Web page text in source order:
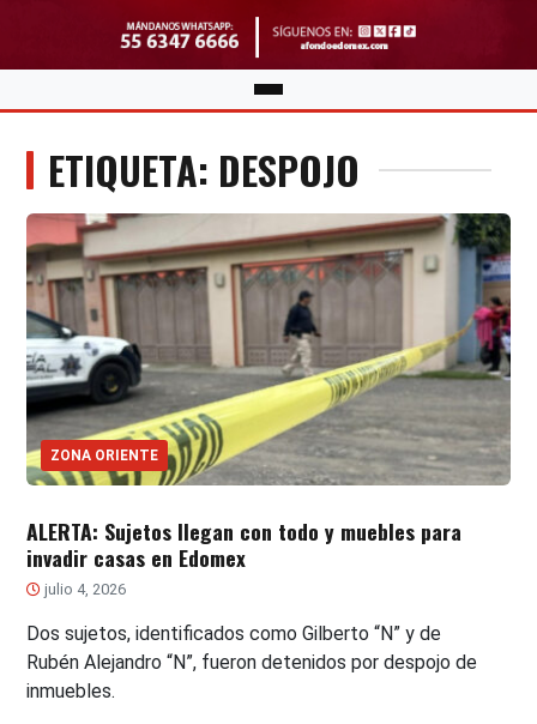
ETIQUETA: DESPOJO
ZONA ORIENTE
ALERTA: Sujetos llegan con todo y muebles para
invadir casas en Edomex
julio 4, 2026
Dos sujetos, identificados como Gilberto “N” y de
Rubén Alejandro “N”, fueron detenidos por despojo de
inmuebles.